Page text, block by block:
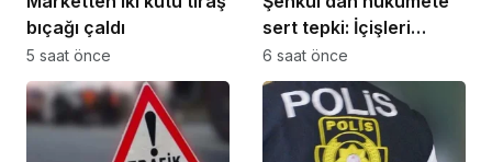
bıçağı çaldı
5 saat önce
sert tepki: İçişleri
Bakanı nerede,
Başbakan nerede?
6 saat önce